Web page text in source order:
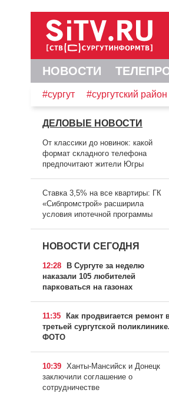
НОВОСТИ
#сургут #сургутский район
ДЕЛОВЫЕ НОВОСТИ
От классики до новинок: какой
формат складного телефона
предпочитают жители Югры
Ставка 3,5% на все квартиры: ГК
«Сибпромстрой» расширила
условия ипотечной программы
НОВОСТИ СЕГОДНЯ
12:28
В Сургуте за неделю
наказали 105 любителей
парковаться на газонах
11:35
Как продвигается ремонт
третьей сургутской поликлинике.
ФОТО
10:39 Ханты-Мансийск и Донецк
заключили соглашение о
сотрудничестве